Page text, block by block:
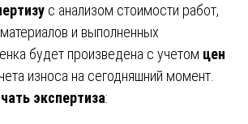
с анализом стоимости работ,
и выполненных
будет произведена с учетом цен
износа на сегодняшний момент.
экспертиза: